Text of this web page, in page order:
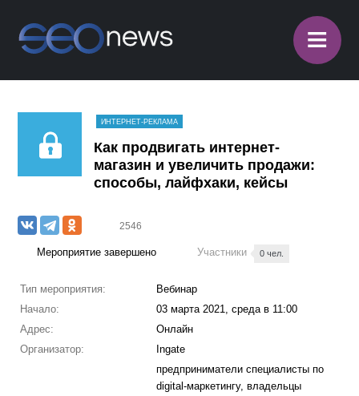
≡
ИНТЕРНЕТ-РЕКЛАМА
Как продвигать интернет-
магазин и увеличить продажи:
способы, лайфхаки, кейсы
2546
Мероприятие завершено Участники 0 чел.
Тип мероприятия:
Вебинар
Начало:
03 марта 2021, среда в 11:00
Адрес:
Онлайн
Организатор:
Ingate
предприниматели специалисты по
digital-маркетингу, владельцы